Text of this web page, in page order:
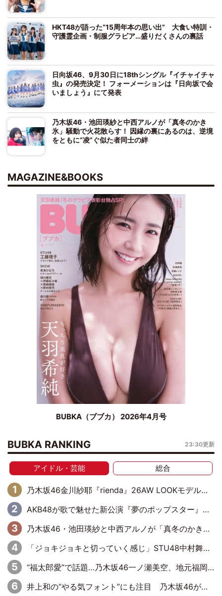
HKT48が語った“15周年本の思い出” 大食い特訓・
守護霊企画・制服グラビア…盛りだくさんの裏話
日向坂46、9月30日に18thシングル『イチャイチャ
虫』の発売決定！ フォーメーションは『日向坂で会
いましょう』にて発表
乃木坂46・池田瑛紗と中西アルノが「真冬のかき
氷」騒動で火花散らす！ 因縁の裏にあるのは、逆境
をともに“凌”ぐ似た者同士の絆
MAGAZINE&BOOKS
BUBKA（ブブカ） 2026年4月号
BUBKA RANKING 23:30更新
アイドル・芸能 総合
乃木坂46金川紗耶『rienda』26AW LOOKモデルに就任
AKB48が歌で魅せた新公演『夢のポップスター』 初日から全身全霊のステージ
乃木坂46・池田瑛紗と中西アルノが「真冬のかき氷」騒動で火花散らす！ 因縁の裏にあるのは、逆境をともに“凌”ぐ似た者同士の絆
「ジョキジョキと切っていく感じ」STU48中村舞、新しい挑戦は自らの手で
“福太郎愛”で話題…乃木坂46一ノ瀬美空、地元福岡『めんべい25周年トップサポーター』に就任
井上和の“やる気フォント”にも注目 乃木坂46が挑んだ書道パフォーマンスの舞台裏